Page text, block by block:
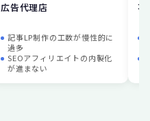
広告代理店
記事LP制作の工数が慢性的に
過多
SEOアフィリエイトの内製化
が進まない
不